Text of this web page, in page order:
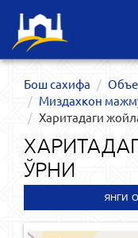
Бош сахифа
Миздахкон
Харитадаги
ЎРНИ
ЯНГИ